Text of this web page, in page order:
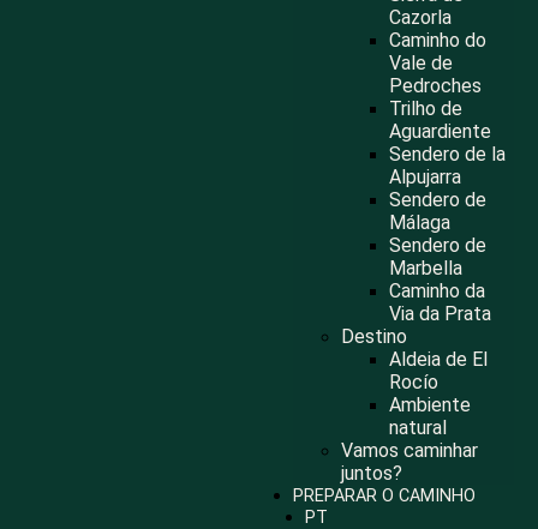
Cazorla
Caminho do
Vale de
Pedroches
Trilho de
Aguardiente
Sendero de la
Alpujarra
Sendero de
Málaga
Sendero de
Marbella
Caminho da
Via da Prata
Destino
Aldeia de El
Rocío
Ambiente
natural
Vamos caminhar
juntos?
PREPARAR O CAMINHO
PT